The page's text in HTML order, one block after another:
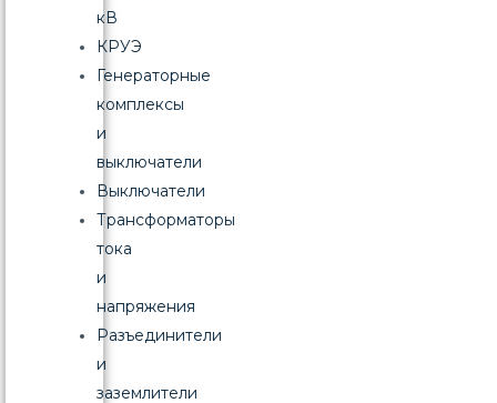
кВ
КРУЭ
Генераторные
комплексы
и
выключатели
Выключатели
Трансформаторы
тока
и
напряжения
Разъединители
и
заземлители